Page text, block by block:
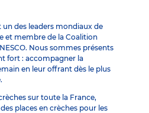
un des leaders mondiaux de
et membre de la Coalition
Nous sommes présents
fort : accompagner la
en leur offrant dès le plus
sur toute la France,
places en crèches pour les